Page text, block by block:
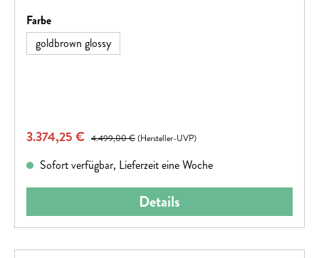
Farbeauswählen
goldbrown glossy
Verkaufspreis:
3.374,25 € Regulärer Preis:
4.499,00 €(Hersteller-UVP)
Sofort verfügbar, Lieferzeit eine Woche
Details